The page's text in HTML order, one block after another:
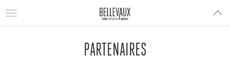
Toggle
PARTENAIRES